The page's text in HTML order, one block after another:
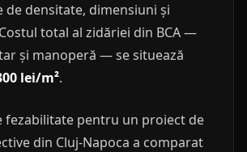
de densitate, dimensiuni și
total al zidăriei din BCA —
și manoperă — se situează
lei/m².
fezabilitate pentru un proiect de
din Cluj-Napoca a comparat